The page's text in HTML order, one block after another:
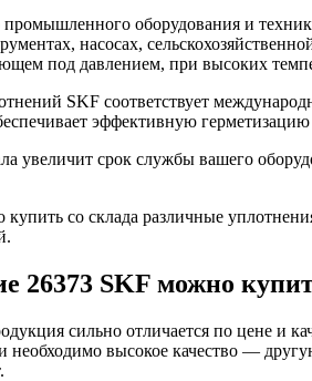
оборудования и
насосах,
под давлением, при высоких
SKF соответствует
эффективную герметизацию
увеличит срок службы вашего
со склада различные
26373 SKF можно
сильно отличается по цене и
высокое качество —